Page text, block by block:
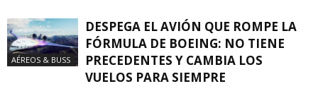
AÉREOS & BUSS
DESPEGA EL AVIÓN QUE ROMPE LA
FÓRMULA DE BOEING: NO TIENE
PRECEDENTES Y CAMBIA LOS
VUELOS PARA SIEMPRE